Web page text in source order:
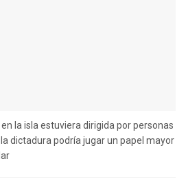
la isla estuviera dirigida por personas
dictadura podría jugar un papel mayor